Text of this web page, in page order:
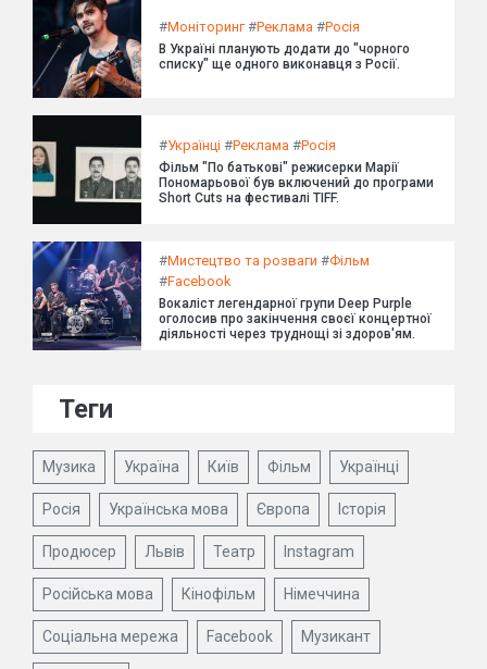
#Моніторинг#Реклама #Росія
В Україні планують додати до "чорного
списку" ще одного виконавця з Росії.
#Українці #Реклама #Росія
Фільм "По батькові" режисерки Марії
Пономарьової був включений до програми
Short Cuts на фестивалі TIFF.
#Мистецтво та розваги #Фільм
#Facebook
Вокаліст легендарної групи Deep Purple
оголосив про закінчення своєї концертної
діяльності через труднощі зі здоров'ям.
Теги
Музика Україна Київ Фільм Українці
Росія Українська мова Європа Історія
Продюсер Львів Театр Instagram
Російська мова Кінофільм Німеччина
Соціальна мережа Facebook Музикант